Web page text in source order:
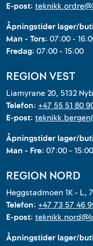
E-post:
Åpningstider lager/
Man - Tors: 07:00 -
Fredag: 07:00 - 15:00
REGION VEST
Liamyrane 20, 5132
Telefon: +47 55 51 80
E-post:
Åpningstider lager/
Man - Fre: 07:00 - 15:00
REGION NORD
Heggstadmoen 1K - L,
Telefon: +47 73 57 46
E-post:
Åpningstider lager/